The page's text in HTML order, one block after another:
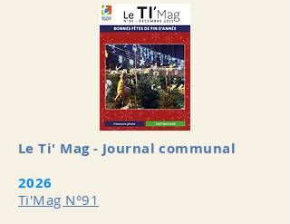
Le Ti' Mag - Journal communal
2026
Ti'Mag N°91